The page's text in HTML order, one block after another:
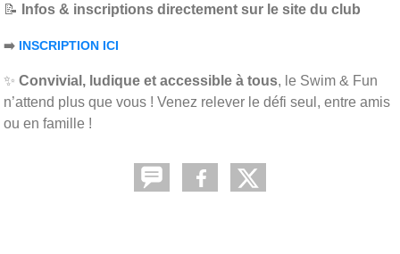
📝 Infos & inscriptions directement sur le site du club
➡️ INSCRIPTION ICI
✨ Convivial, ludique et accessible à tous, le Swim & Fun
n’attend plus que vous ! Venez relever le défi seul, entre amis
ou en famille !